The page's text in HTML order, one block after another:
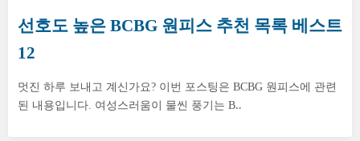
선호도 높은 BCBG 원피스 추천 목록 베스트
12
멋진 하루 보내고 계신가요? 이번 포스팅은 BCBG 원피스에 관련
된 내용입니다. 여성스러움이 물씬 풍기는 B‥